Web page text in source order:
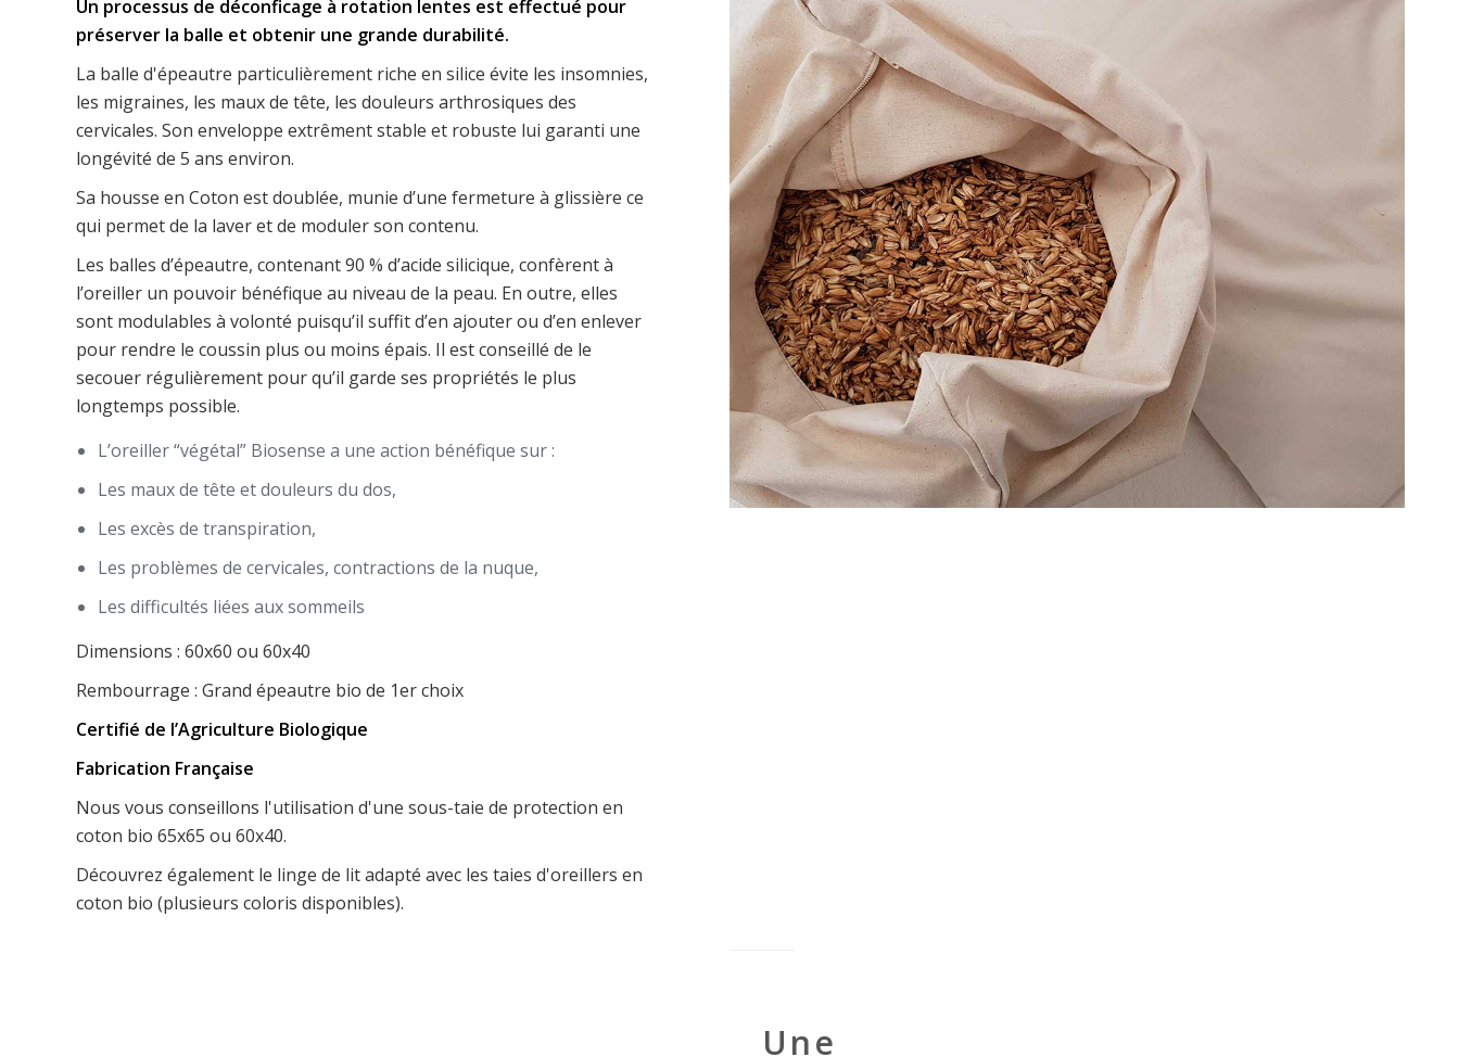
Un processus de déconficage à rotation lentes est effectué pour
préserver la balle et obtenir une grande durabilité.
La balle d'épeautre particulièrement riche en silice évite les insomnies,
les migraines, les maux de tête, les douleurs arthrosiques des
cervicales. Son enveloppe extrêment stable et robuste lui garanti une
longévité de 5 ans environ.
Sa housse en Coton est doublée, munie d’une fermeture à glissière ce
qui permet de la laver et de moduler son contenu.
Les balles d’épeautre, contenant 90 % d’acide silicique, confèrent à
l’oreiller un pouvoir bénéfique au niveau de la peau. En outre, elles
sont modulables à volonté puisqu’il suffit d’en ajouter ou d’en enlever
pour rendre le coussin plus ou moins épais. Il est conseillé de le
secouer régulièrement pour qu’il garde ses propriétés le plus
longtemps possible.
L’oreiller “végétal” Biosense a une action bénéfique sur :
Les maux de tête et douleurs du dos,
Les excès de transpiration,
Les problèmes de cervicales, contractions de la nuque,
Les difficultés liées aux sommeils
Dimensions : 60x60 ou 60x40
Rembourrage : Grand épeautre bio de 1er choix
Certifié de l’Agriculture Biologique
Fabrication Française
Nous vous conseillons l'utilisation d'une sous-taie de protection en
coton bio 65x65 ou 60x40.
Découvrez également le linge de lit adapté avec les taies d'oreillers en
coton bio (plusieurs coloris disponibles).
Une